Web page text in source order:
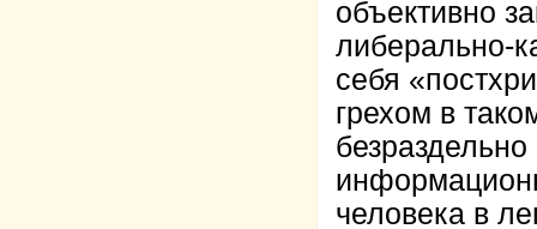
объективно
либерально-
себя
грехом в
человека в